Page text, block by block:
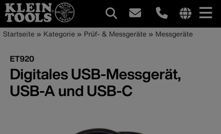
Direkt
Inhalt
site
Hauptnavigation
Pfadnavigation
Startseite Kategorie Prüf- & Messgeräte Messgeräte
ET920
Digitales USB-Messgerät,
USB-A und USB-C